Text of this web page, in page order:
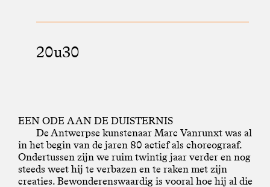
20u30
EEN ODE AAN DE DUISTERNIS
De Antwerpse kunstenaar Marc Vanrunxt was al
in het begin van de jaren 80 actief als choreograaf.
Ondertussen zijn we ruim twintig jaar verder en nog
steeds weet hij te verbazen en te raken met zijn
creaties. Bewonderenswaardig is vooral hoe hij al die